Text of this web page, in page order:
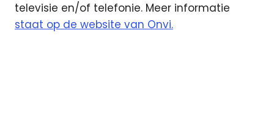
televisie en/of telefonie. Meer informatie
staat op de website van Onvi.